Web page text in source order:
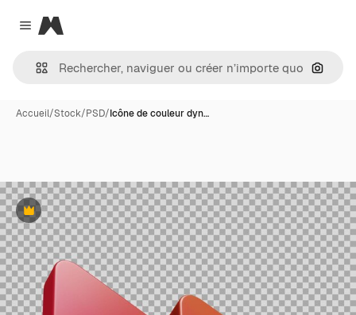
Close menu
Magnific
Accueil/Stock/PSD/Icône de couleur dyn…
Premium